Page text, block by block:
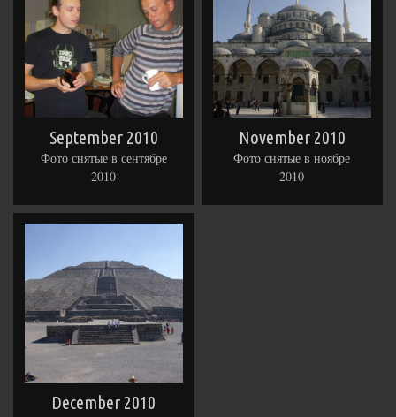
September 2010
Фото снятые в сентябре
2010
November 2010
Фото снятые в ноябре
2010
December 2010